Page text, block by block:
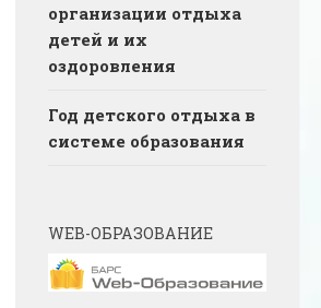
организации отдыха
детей и их
оздоровления
Год детского отдыха в
системе образования
WEB-ОБРАЗОВАНИЕ